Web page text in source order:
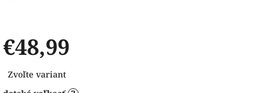
€48,99
cena:
Zvoľte variant